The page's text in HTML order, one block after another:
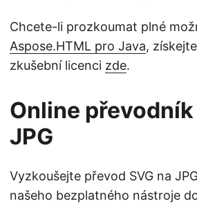
Chcete-li prozkoumat plné
Aspose.HTML pro Java,
zkušební licenci zde.
Online převodník
JPG
Vyzkoušejte převod SVG na
našeho bezplatného nástroje